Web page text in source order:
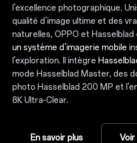
l’excellence photographique.
qualité d’image ultime et des
naturelles, OPPO et Hasselblad
un système d’imagerie mobile
l’exploration. Il intègre
mode Hasselblad Master, des
photo Hasselblad 200 MP et
8K Ultra‑Clear.
En savoir plus Voir